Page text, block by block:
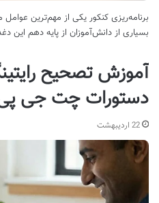
برنامه‌ریزی کنکور یکی از مهم‌ترین
بسیاری از دانش‌آموزان از پایه دهم این
آموزش تصحیح
دستورات چت جی پی
22 اردیبهشت